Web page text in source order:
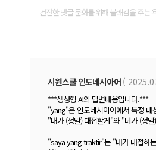
시원스쿨 인도네시아어 (
***생성형 AI의 답변내용입니다.***
"yang"은 인도네시아어에서 특정
"내가 (정말) 대접할게"와 "네가 (정
"saya yang traktir"는 "내가 대접하